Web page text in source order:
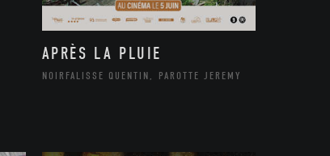
APRÈS LA PLUIE
NOIRFALISSE QUENTIN, PAROTTE JEREMY